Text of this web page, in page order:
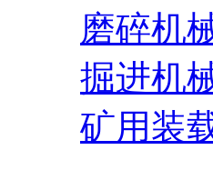
磨碎机
掘进机
矿用装